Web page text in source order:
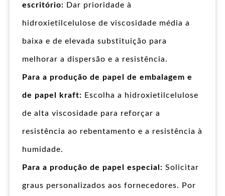
escritório: Dar prioridade à
hidroxietilcelulose de viscosidade média a
baixa e de elevada substituição para
melhorar a dispersão e a resistência.
Para a produção de papel de embalagem e
de papel kraft: Escolha a hidroxietilcelulose
de alta viscosidade para reforçar a
resistência ao rebentamento e a resistência à
humidade.
Para a produção de papel especial: Solicitar
graus personalizados aos fornecedores. Por